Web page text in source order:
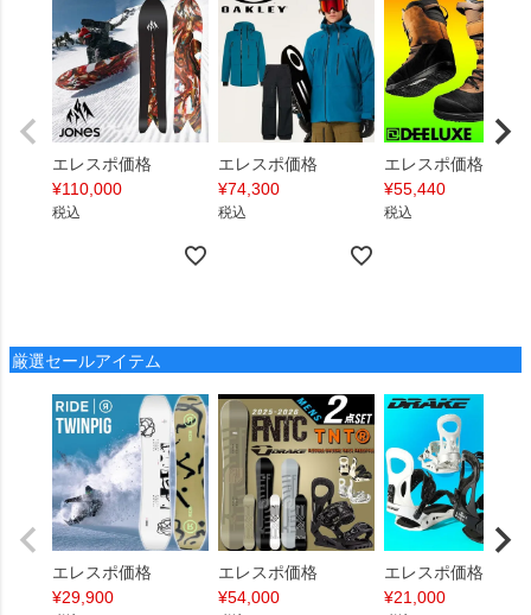
エレスポ価格
¥110,000
税込
エレスポ価格
¥74,300
税込
エレスポ価格
¥55,440
税込
厳選セールアイテム
エレスポ価格
¥29,900
エレスポ価格
¥54,000
エレスポ価格
¥21,000